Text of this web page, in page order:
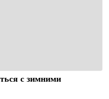
с зимними